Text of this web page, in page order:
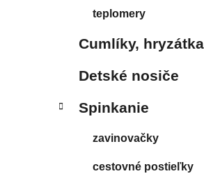
teplomery
Cumlíky, hryzátka
Detské nosiče
Spinkanie
zavinovačky
cestovné postieľky